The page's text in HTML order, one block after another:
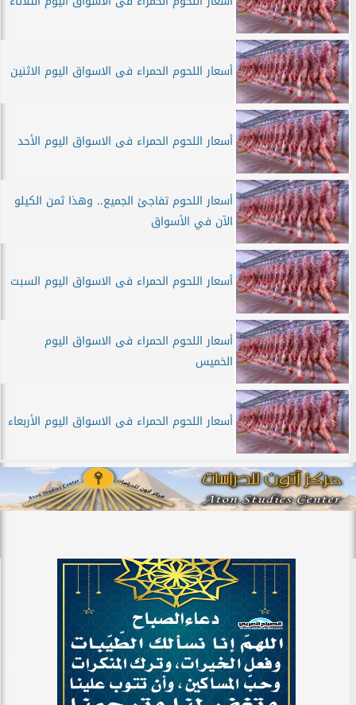
أسعار اللحوم الحمراء فى الاسواق اليوم الاثنين
أسعار اللحوم الحمراء فى الاسواق اليوم الأحد
أسعار اللحوم تفاجئ الجميع.. وهذا ثمن الكيلو
الآن في الأسواق
أسعار اللحوم الحمراء فى الاسواق اليوم السبت
أسعار اللحوم الحمراء فى الاسواق اليوم
الخميس
أسعار اللحوم الحمراء فى الاسواق اليوم الأربعاء